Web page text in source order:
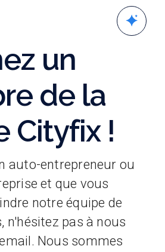
un
de la
Cityfix !
auto-entrepreneur ou
et que vous
notre équipe de
n'hésitez pas à nous
Nous sommes